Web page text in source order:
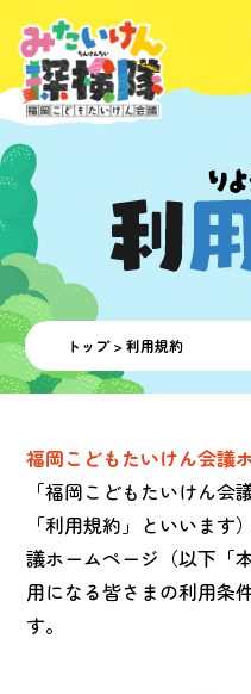
トップ> 利用規約
福岡こどもたいけん会議
「福岡こどもたいけん
「利用規約」といいま
議ホームページ（以下「
用になる皆さまの利用条
す。